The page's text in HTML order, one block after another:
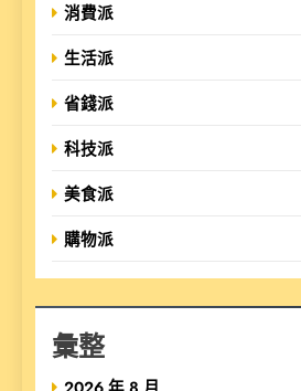
消費派
生活派
省錢派
科技派
美食派
購物派
彙整